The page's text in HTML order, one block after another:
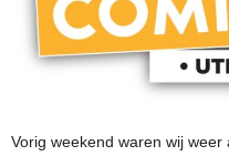
Vorig weekend waren wij